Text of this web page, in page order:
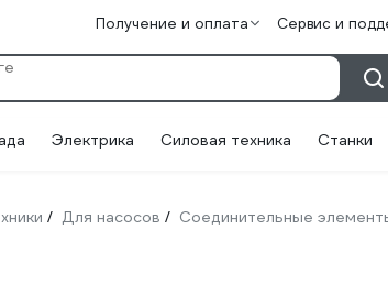
Получение и оплата Сервис и
Электрика Силовая техника Станки
/ Для насосов / Соединительные